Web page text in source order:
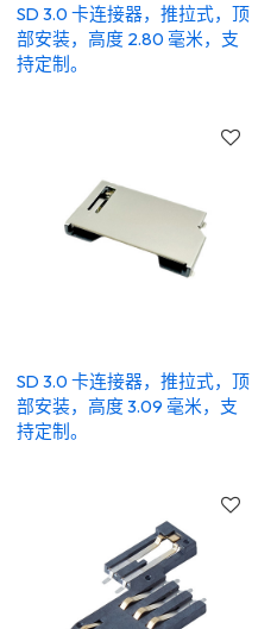
SD 3.0 卡连接器，推拉式，顶
部安装，高度 2.80 毫米，支
持定制。
SD 3.0 卡连接器，推拉式，顶
部安装，高度 3.09 毫米，支
持定制。